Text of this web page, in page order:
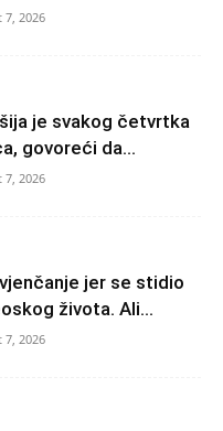
7, 2026
je svakog četvrtka
govoreći da...
7, 2026
jer se stidio
života. Ali...
7, 2026